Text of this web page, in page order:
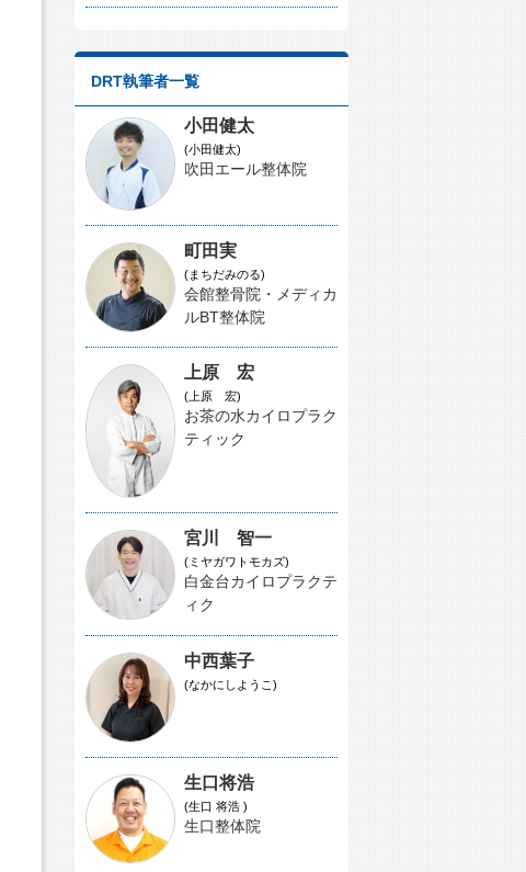
DRT執筆者一覧
小田健太
(小田健太)
吹田エール整体院
町田実
(まちだみのる)
会館整骨院・メディカ
ルBT整体院
上原 宏
(上原 宏)
お茶の水カイロプラク
ティック
宮川 智一
(ミヤガワトモカズ)
白金台カイロプラクテ
ィク
中西葉子
(なかにしようこ)
生口将浩
(生口 将浩 )
生口整体院